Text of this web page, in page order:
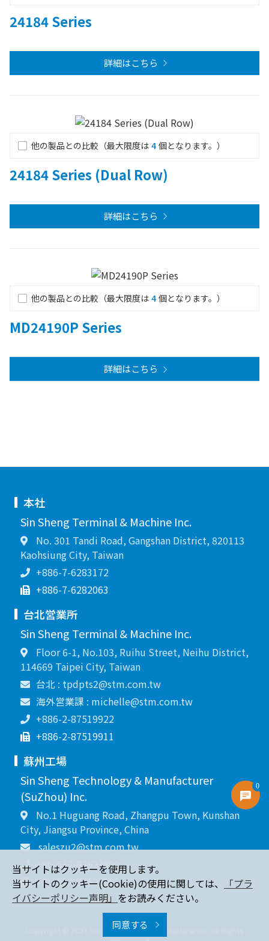
24184 Series
詳細はこちら
他の製品との比較（最大限度は 4 個となります。）
24184 Series (Dual Row)
詳細はこちら
他の製品との比較（最大限度は 4 個となります。）
MD24190P Series
詳細はこちら
本社
Sin Sheng Terminal & Machine Inc.
No. 301 Tandi Road, Gangshan District, 820113
Kaohsiung City, Taiwan
+886-7-6283172
+886-7-6282063
台北営業所
Sin Sheng Terminal & Machine Inc.
Floor 6-1, No.103, Ruihu Street, Neihu District,
114669 Taipei City, Taiwan
台北 : tpdpts2@stm.com.tw
海外営業課 : michelle@stm.com.tw
+886-2-87519922
+886-2-87519911
蘇州工場
Sin Sheng Technology & Manufacturer
(SuZhou) Inc.
No.1 Huguang Road, Zhangpu Town, Kunshan
City, Jiangsu Province, China
saleszu2@stm.com.tw
+86-512-82627890
+86-512-82627891
Copyright © 2021 Sin Sheng Terminal & Machine Inc. All Rights
当サイトはクッキーを使用します。
当サイトのクッキー(Cookie)の使用に関しては、
「プラ
イバシーポリシー声明」 をお読みください。
同意する
0